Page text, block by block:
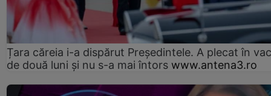
Țara căreia i-a dispărut Președintele. A plecat în
de două luni și nu s-a mai întors www.antena3.ro